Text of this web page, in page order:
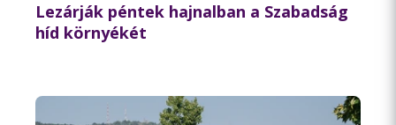
Lezárják péntek hajnalban a Szabadság
híd környékét